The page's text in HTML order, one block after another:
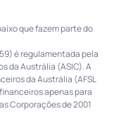
que fazem parte do
é regulamentada pela
da Austrália (ASIC). A
da Austrália (AFSL
apenas para
Corporações de 2001